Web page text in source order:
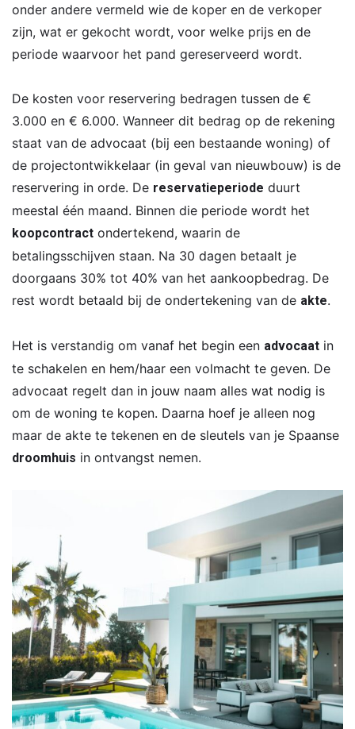
onder andere vermeld wie de koper en de verkoper
zijn, wat er gekocht wordt, voor welke prijs en de
periode waarvoor het pand gereserveerd wordt.
De kosten voor reservering bedragen tussen de €
3.000 en € 6.000. Wanneer dit bedrag op de rekening
staat van de advocaat (bij een bestaande woning) of
de projectontwikkelaar (in geval van nieuwbouw) is de
reservering in orde. De reservatieperiode duurt
meestal één maand. Binnen die periode wordt het
koopcontract ondertekend, waarin de
betalingsschijven staan. Na 30 dagen betaalt je
doorgaans 30% tot 40% van het aankoopbedrag. De
rest wordt betaald bij de ondertekening van de akte.
Het is verstandig om vanaf het begin een advocaat in
te schakelen en hem/haar een volmacht te geven. De
advocaat regelt dan in jouw naam alles wat nodig is
om de woning te kopen. Daarna hoef je alleen nog
maar de akte te tekenen en de sleutels van je Spaanse
droomhuis in ontvangst nemen.